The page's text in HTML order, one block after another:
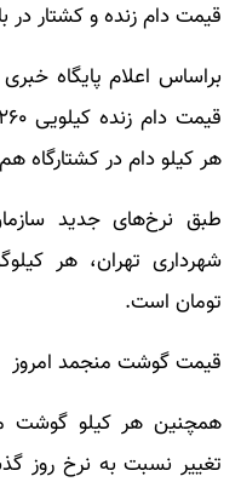
قیمت دام زنده و کشتار در
براساس اعلام پایگاه
هر کیلو دام در کشتارگاه هم ۵۰۰ هزار تومان است.
طبق نرخ‌های جدید
تومان است.
قیمت گوشت منجمد امروز
همچنین هر کیلو گوشت